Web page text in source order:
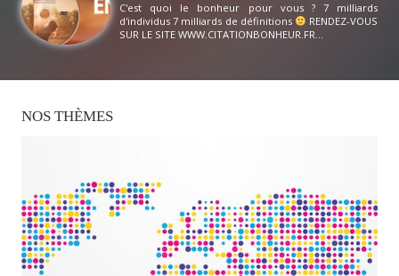
C'est quoi le bonheur pour vous ? 7 milliards
d'individus 7 milliards de définitions
RENDEZ-VOUS
SUR LE SITE WWW.CITATIONBONHEUR.FR...
NOS THÈMES